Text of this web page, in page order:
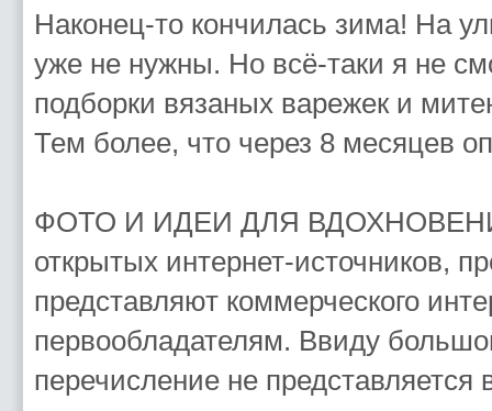
Наконец-то кончилась зима! На
уже не нужны. Но всё-таки я не
подборки вязаных варежек и
Тем более, что через 8 месяцев
ФОТО И ИДЕИ ДЛЯ
открытых интернет-источников,
представляют коммерческого
первообладателям. Ввиду
перечисление не